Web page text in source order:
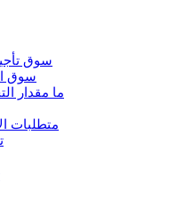
سوق تأجير
سوق
ما مقدار
متطلبات